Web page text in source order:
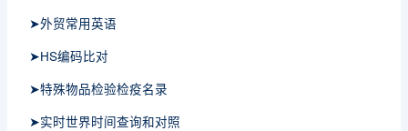
➤外贸常用英语
➤HS编码比对
➤特殊物品检验检疫名录
➤实时世界时间查询和对照